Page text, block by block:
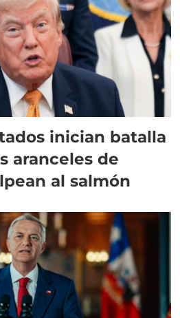
inician batalla
aranceles de
al salmón